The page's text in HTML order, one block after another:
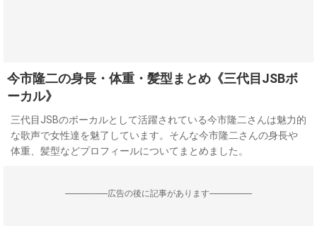
今市隆二の身長・体重・髪型まとめ《三代目JSBボ
ーカル》
三代目JSBのボーカルとして活躍されている今市隆二さんは魅力的
な歌声で女性達を魅了しています。そんな今市隆二さんの身長や
体重、髪型などプロフィールについてまとめました。
--------------------広告の後に記事があります--------------------